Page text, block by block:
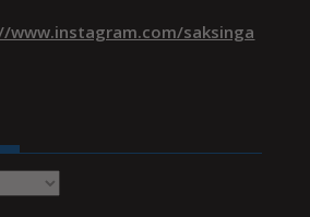
www.instagram.com/saksinga